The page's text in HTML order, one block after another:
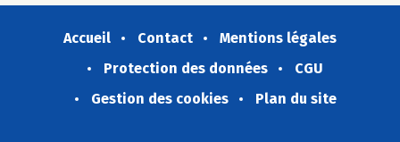
Accueil Contact
Mentions légales
Protection des données
CGU
Gestion des cookies
Plan du site